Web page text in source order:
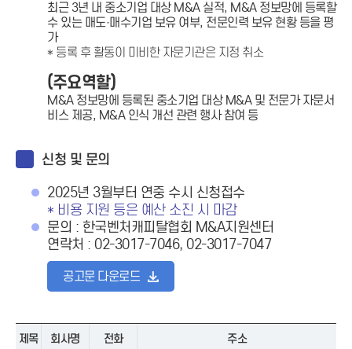
최근 3년 내 중소기업 대상 M&A 실적, M&A 정보망에 등록할
수 있는 매도·매수기업 보유 여부, 전문인력 보유 현황 등을 평
가
* 등록 후 활동이 미비한 자문기관은 지정 취소
(주요역할)
M&A 정보망에 등록된 중소기업 대상 M&A 및 전문가 자문서
비스 제공, M&A 인식 개선 관련 행사 참여 등
신청 및 문의
2025년 3월부터 연중 수시 신청접수
* 비용 지원 등은 예산 소진 시 마감
문의 : 한국벤처캐피탈협회 M&A지원센터
연락처 : 02-3017-7046, 02-3017-7047
공고문 다운로드
제목 회사명 전화 주소